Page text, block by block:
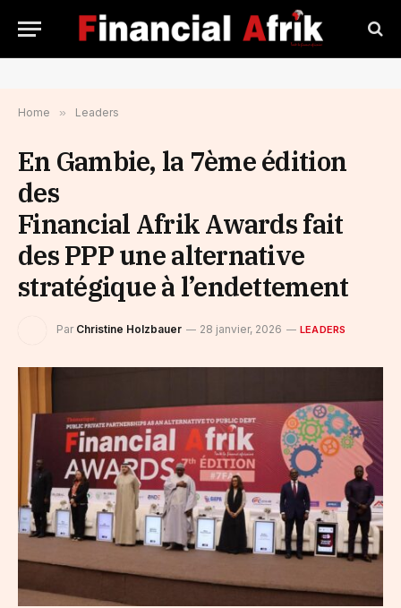
Home » Leaders
En Gambie, la 7ème édition
des
Financial Afrik Awards fait
des PPP une alternative
stratégique à l’endettement
Par Christine Holzbauer 28 janvier, 2026 LEADERS